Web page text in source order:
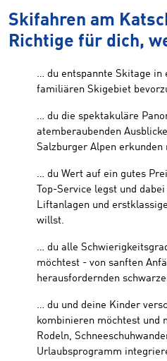
Skifahren am
Richtige für dich,
… du entspannte Skitage in
familiären Skigebiet
… du die spektakuläre
atemberaubenden
Salzburger Alpen erkunden
… du Wert auf ein gutes
Top-Service legst und
Liftanlagen und
willst.
… du alle
möchtest - von sanften
herausfordernden
… du und deine Kinder
kombinieren möchtest und
Rodeln,
Urlaubsprogramm